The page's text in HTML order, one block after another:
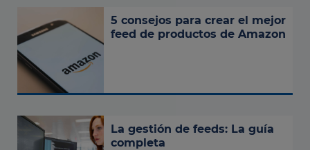
5 consejos para crear el mejor
feed de productos de Amazon
La gestión de feeds: La guía
completa